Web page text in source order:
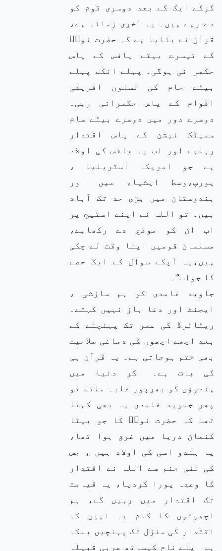
کرکے ایک کے بعد دوسری قوم کو
دے رہے ہیں۔ یہ آخری زمانہ ہے،
قرآن نے بتایا ہے کہ حضرت نوحؑ
کے تیسرے بیٹے یافس کے پاس
حکمرانی ہوگی۔ پہلے انکے پہلے
بیٹے حام کی نسلوں افریقی
اقوام کے پاس حکمرانی رہی۔
دوسرے دور میں دوسرے بیٹے سام
سمیٹک نیشن کے پاس اقتدار
رہاہے اور اب یہ یافس کی اولاد
ہے جو امریکہ آسٹریلیا ،
یورپ،وسط ایشیاء میں اور
ہندوستان میں بڑی حد تک آباد
ہیں۔ تو اللہ نے اپنے اسٹیج پر
اب ان کو موقع دے رکھاہے،
مسلمان قومیں اپنا وقت لے چکی
ہیں،یہ آپکے سوال کے ایک حصے
کا جواب‘‘۔
جاوید غامدی کو ہم سازشی ،
ایجنٹ اور دغا باز نہیں کہتے۔
ریٹائرڈ کی عمر تک پہنچنے کے
بعد اچھے اچھوں کی دماغی صلاحیت
بھی ختم ہوجاتی ہے۔ یہ قرآن ہی
کی بات ہے۔ اگر دنیا میں
ہندوؤں کو بھرپور غلبہ ملتا تو
پھر جاوید غامدی یہ بھی کہتا
تھا کہ حضرت نوحؑ کا جو بیٹا
کنعان دریا میں غرق ہوا تھا،
یہ ہندو اسی کی اولاد ہیں ، جس
کی نئی جنم سے اللہ نے اقتدار
کا وعدہ پورا کردیا، یہ قیامت
تک اقتدار میں رہیں گے، ہم
اچھوتوں کا کام یہ نہیں کہ
اقتدار کی منزل تک پہنچیں بلکہ
ہم اپنے نام کیساتھ عربی قبیلہ